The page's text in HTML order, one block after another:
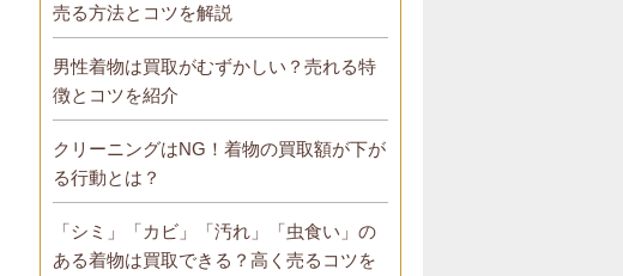
売る方法とコツを解説
男性着物は買取がむずかしい？売れる特
徴とコツを紹介
クリーニングはNG！着物の買取額が下が
る行動とは？
「シミ」「カビ」「汚れ」「虫食い」の
ある着物は買取できる？高く売るコツを